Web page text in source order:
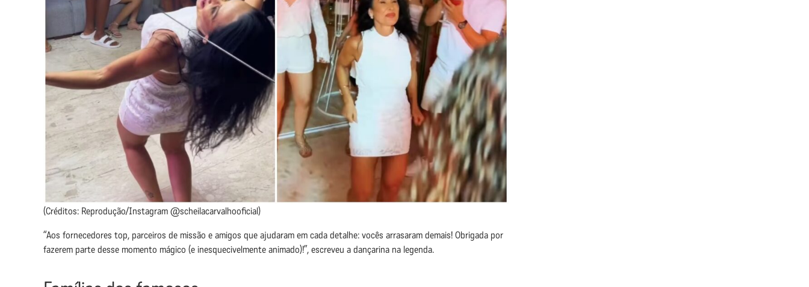
(Créditos: Reprodução/Instagram @scheilacarvalhooficial)
“Aos fornecedores top, parceiros de missão e amigos que ajudaram em cada detalhe: vocês arrasaram demais! Obrigada por
fazerem parte desse momento mágico (e inesquecivelmente animado)!”, escreveu a dançarina na legenda.